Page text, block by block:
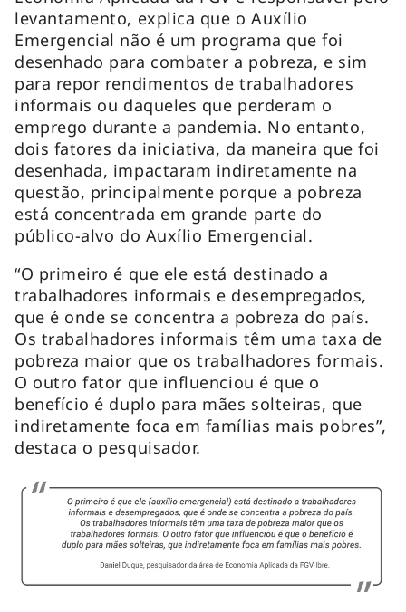
levantamento, explica que o Auxílio
Emergencial não é um programa que foi
desenhado para combater a pobreza, e sim
para repor rendimentos de trabalhadores
informais ou daqueles que perderam o
emprego durante a pandemia. No entanto,
dois fatores da iniciativa, da maneira que foi
desenhada, impactaram indiretamente na
questão, principalmente porque a pobreza
está concentrada em grande parte do
público-alvo do Auxílio Emergencial.
“O primeiro é que ele está destinado a
trabalhadores informais e desempregados,
que é onde se concentra a pobreza do país.
Os trabalhadores informais têm uma taxa de
pobreza maior que os trabalhadores formais.
O outro fator que influenciou é que o
benefício é duplo para mães solteiras, que
indiretamente foca em famílias mais pobres”,
destaca o pesquisador.